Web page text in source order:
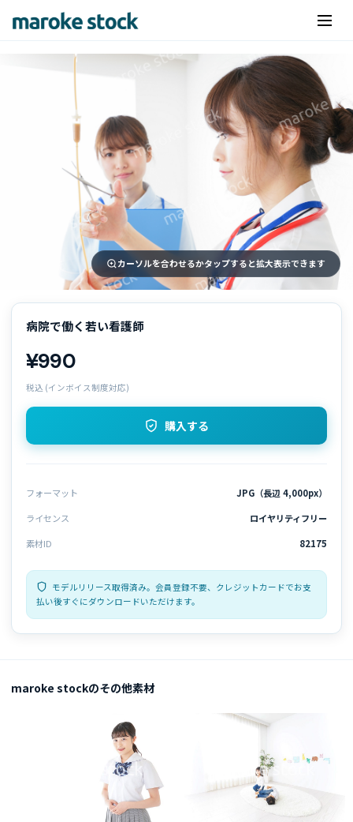
カーソルを合わせるかタップすると拡大表示できます
病院で働く若い看護師
¥990
税込 (インボイス制度対応)
購入する
フォーマット
JPG（長辺 4,000px）
ライセンス
ロイヤリティフリー
素材ID
82175
モデルリリース取得済み。会員登録不要、クレジットカードでお支
払い後すぐにダウンロードいただけます。
maroke stockのその他素材